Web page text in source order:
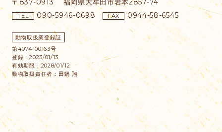
〒837-0913 福岡県大牟田市岩本2857-74
TEL 090-5946-0698 FAX 0944-58-6545
動物取扱業登録証
第4074100163号
登録：2023/01/13
有効期限：2028/01/12
動物取扱責任者：田鍋 翔